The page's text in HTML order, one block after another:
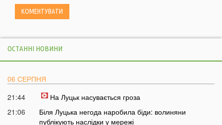
ОСТАННІ НОВИНИ
06 СЕРПНЯ
21:44
На Луцьк насувається гроза
21:06
Біля Луцька негода наробила біди: волиняни
публікують наслідки у мережі